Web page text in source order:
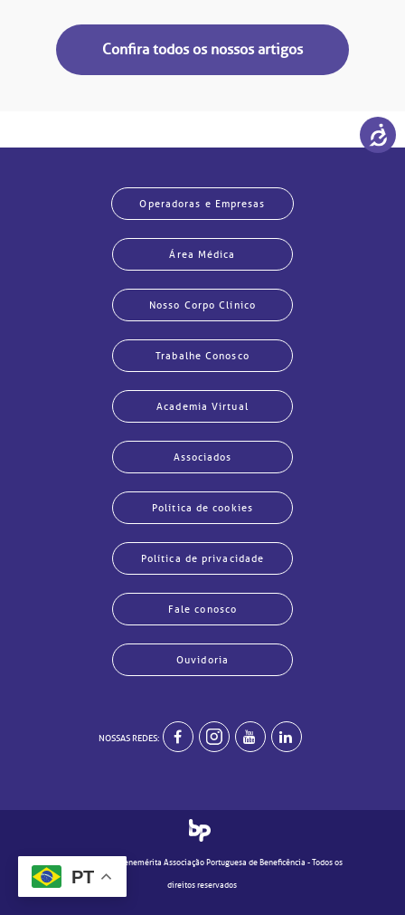
Confira todos os nossos artigos
Operadoras e Empresas
Área Médica
Nosso Corpo Clínico
Trabalhe Conosco
Academia Virtual
Associados
Política de cookies
Política de privacidade
Fale conosco
Ouvidoria
NOSSAS REDES:
© 2020 - Real e Benemérita Associação Portuguesa de Beneficência - Todos os
direitos reservados
PT